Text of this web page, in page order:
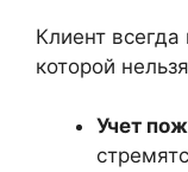
Клиент
которой
Учет